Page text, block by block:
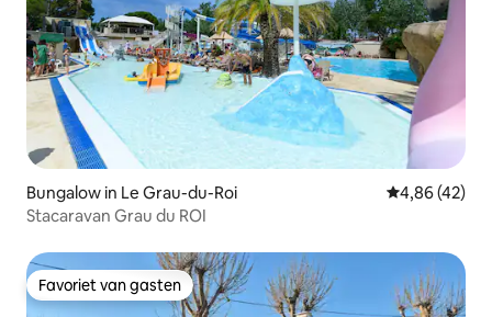
Bungalow in Le Grau-du-Roi Gemiddelde
4,86 (42)
Stacaravan Grau du ROI
Favoriet van gasten
Favoriet van gasten